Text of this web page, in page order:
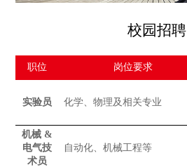
校园招聘
职位 岗位要求
实验员 化学、物理及相关专业
机械 &
电气技
术员
自动化、机械工程等